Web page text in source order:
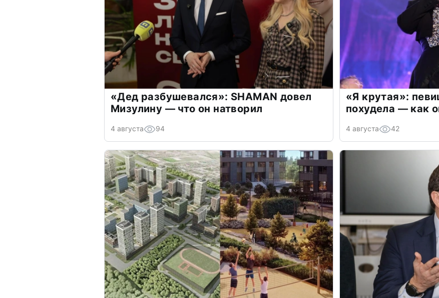
«Дед разбушевался»: SHAMAN довел
Мизулину — что он натворил
4 августа 94
«Я крутая»:
похудела — как
4 августа 42